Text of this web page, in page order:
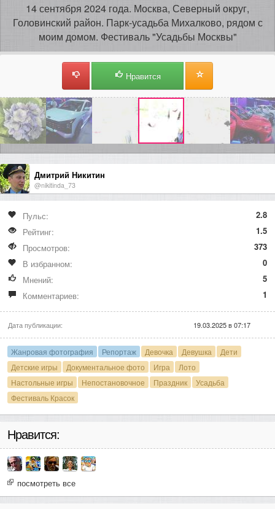
14 сентября 2024 года. Москва, Северный округ,
Головинский район. Парк-усадьба Михалково, рядом с
моим домом. Фестиваль "Усадьбы Москвы"
Нравится
Дмитрий Никитин
@nikitinda_73
Пульс:
2.8
Рейтинг:
1.5
Просмотров:
373
В избранном:
0
Мнений:
5
Комментариев:
1
Дата публикации: 19.03.2025 в 07:17
Жанровая фотография Репортаж Девочка Девушка
Дети
Детские игры
Документальное фото Игра
Лото
Настольные игры
Непостановочное Праздник
Усадьба
Фестиваль Красок
Нравится:
посмотреть все